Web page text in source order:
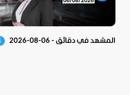
المشهد في دقائق - 06-08-2026